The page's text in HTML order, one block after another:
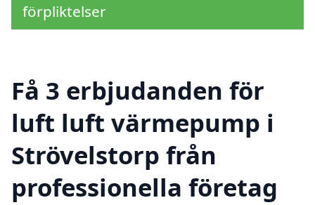
förpliktelser
Få 3 erbjudanden för
luft luft värmepump i
Strövelstorp från
professionella företag